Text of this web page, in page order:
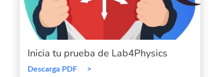
Inicia tu prueba de Lab4Physics
Descarga PDF